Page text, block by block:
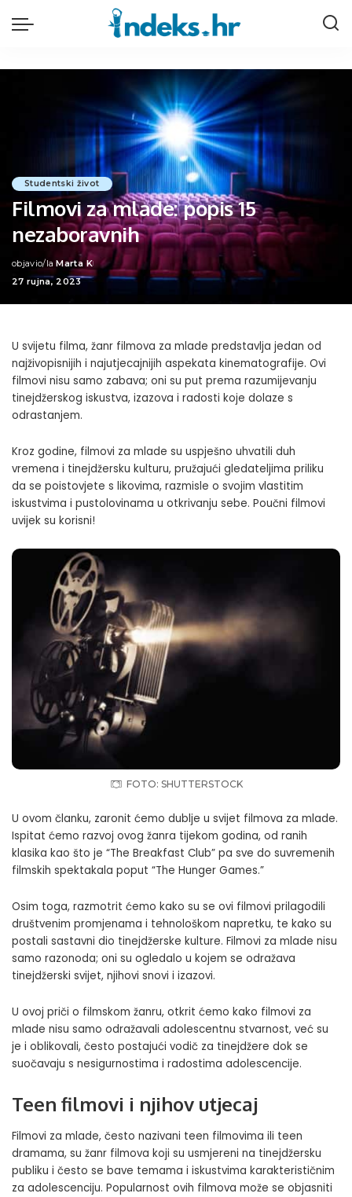
Studentski život
Filmovi za mlade: popis 15
nezaboravnih
Posted
by
objavio/la Marta K
27 rujna, 2023
U svijetu filma, žanr filmova za mlade predstavlja jedan od
najživopisnijih i najutjecajnijih aspekata kinematografije. Ovi
filmovi nisu samo zabava; oni su put prema razumijevanju
tinejdžerskog iskustva, izazova i radosti koje dolaze s
odrastanjem.
Kroz godine, filmovi za mlade su uspješno uhvatili duh
vremena i tinejdžersku kulturu, pružajući gledateljima priliku
da se poistovjete s likovima, razmisle o svojim vlastitim
iskustvima i pustolovinama u otkrivanju sebe. Poučni filmovi
uvijek su korisni!
FOTO: SHUTTERSTOCK
U ovom članku, zaronit ćemo dublje u svijet filmova za mlade.
Ispitat ćemo razvoj ovog žanra tijekom godina, od ranih
klasika kao što je “The Breakfast Club” pa sve do suvremenih
filmskih spektakala poput “The Hunger Games.”
Osim toga, razmotrit ćemo kako su se ovi filmovi prilagodili
društvenim promjenama i tehnološkom napretku, te kako su
postali sastavni dio tinejdžerske kulture. Filmovi za mlade nisu
samo razonoda; oni su ogledalo u kojem se odražava
tinejdžerski svijet, njihovi snovi i izazovi.
U ovoj priči o filmskom žanru, otkrit ćemo kako filmovi za
mlade nisu samo odražavali adolescentnu stvarnost, već su
je i oblikovali, često postajući vodič za tinejdžere dok se
suočavaju s nesigurnostima i radostima adolescencije.
Teen filmovi i njihov utjecaj
Filmovi za mlade, često nazivani teen filmovima ili teen
dramama, su žanr filmova koji su usmjereni na tinejdžersku
publiku i često se bave temama i iskustvima karakterističnim
za adolescenciju. Popularnost ovih filmova može se objasniti